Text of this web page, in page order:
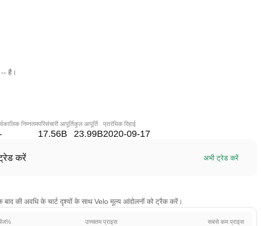
-- है।
निम्नतमपरिसंचारी आपूर्ति
17.56B
कुल आपूर्ति
23.99B
प्रारंभिक रिहाई
2020-09-17
करें अभी ट्रेड करें
की अवधि के चार्ट दृश्यों के साथ Velo मूल्य आंदोलनों को ट्रैक करें।
उच्चतम प्राइस सबसे कम प्राइस